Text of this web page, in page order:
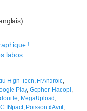
!
labos
High-Tech, FrAndroid ,
Play, Gopher, Hadopi,
, MegaUpload ,
INpact, Poisson dAvril ,